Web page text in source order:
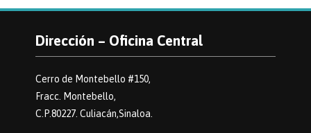
Dirección – Oficina Central
Cerro de Montebello #150,
Fracc. Montebello,
C.P.80227. Culiacán,Sinaloa.